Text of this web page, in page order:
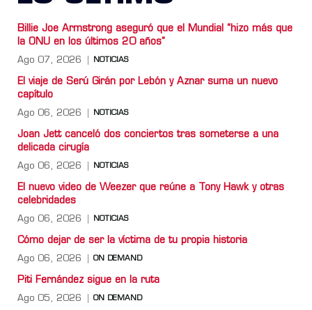
Billie Joe Armstrong aseguró que el Mundial “hizo más que
la ONU en los últimos 20 años”
Ago 07, 2026 NOTICIAS
El viaje de Serú Girán por Lebón y Aznar suma un nuevo
capítulo
Ago 06, 2026 NOTICIAS
Joan Jett canceló dos conciertos tras someterse a una
delicada cirugía
Ago 06, 2026 NOTICIAS
El nuevo video de Weezer que reúne a Tony Hawk y otras
celebridades
Ago 06, 2026 NOTICIAS
Cómo dejar de ser la víctima de tu propia historia
Ago 06, 2026 ON DEMAND
Piti Fernández sigue en la ruta
Ago 05, 2026 ON DEMAND